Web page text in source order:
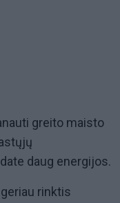
greito maisto
daug energijos.
rinktis